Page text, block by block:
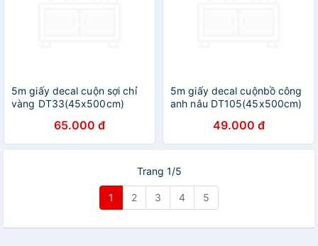
5m giấy decal cuộn sợi chỉ
vàng DT33(45x500cm)
65.000 đ
5m giấy decal cuộnbồ công
anh nâu DT105(45x500cm)
49.000 đ
Trang 1/5
1 2 3 4 5